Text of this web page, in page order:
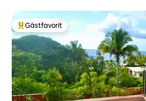
Populär gästfavorit
Gästfavorit